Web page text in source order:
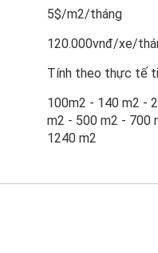
5$/m2/tháng
120.000vnđ/xe/
Tính theo thực tế
100m2 - 140 m2 -
m2 - 500 m2 - 700
1240 m2